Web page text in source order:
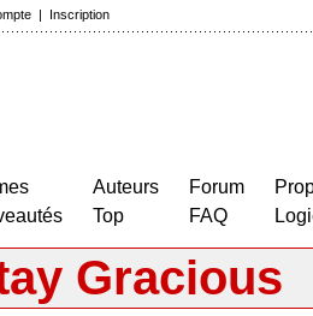
| Inscription
Auteurs
Top
Forum
FAQ
Gracious